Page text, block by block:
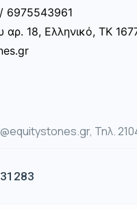
6975543961
αρ. 18, Ελληνικό, ΤΚ
Τηλ.